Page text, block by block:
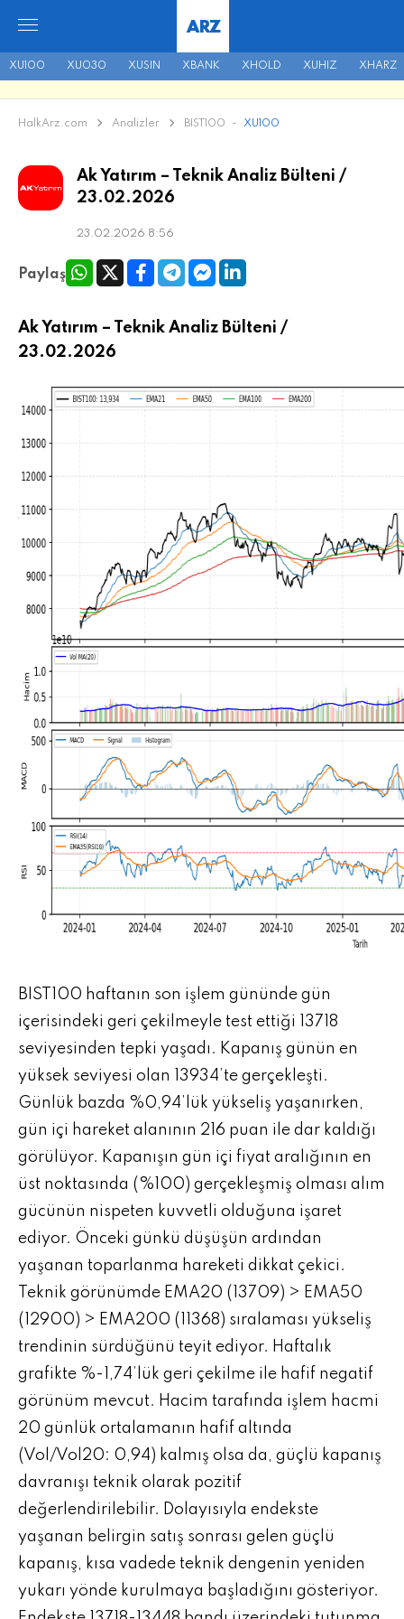
XU100 XU030 XUSIN XBANK XHOLD XUHIZ XHARZ
ARZ
HalkArz.com Analizler BIST100 - XU100
Ak Yatırım – Teknik Analiz Bülteni /
23.02.2026
23.02.2026 8:56
Paylaş
Ak Yatırım – Teknik Analiz Bülteni /
23.02.2026
BIST100 haftanın son işlem gününde gün
içerisindeki geri çekilmeyle test ettiği 13718
seviyesinden tepki yaşadı. Kapanış günün en
yüksek seviyesi olan 13934’te gerçekleşti.
Günlük bazda %0,94’lük yükseliş yaşanırken,
gün içi hareket alanının 216 puan ile dar kaldığı
görülüyor. Kapanışın gün içi fiyat aralığının en
üst noktasında (%100) gerçekleşmiş olması alım
gücünün nispeten kuvvetli olduğuna işaret
ediyor. Önceki günkü düşüşün ardından
yaşanan toparlanma hareketi dikkat çekici.
Teknik görünümde EMA20 (13709) > EMA50
(12900) > EMA200 (11368) sıralaması yükseliş
trendinin sürdüğünü teyit ediyor. Haftalık
grafikte %-1,74’lük geri çekilme ile hafif negatif
görünüm mevcut. Hacim tarafında işlem hacmi
20 günlük ortalamanın hafif altında
(Vol/Vol20: 0,94) kalmış olsa da, güçlü kapanış
davranışı teknik olarak pozitif
değerlendirilebilir. Dolayısıyla endekste
yaşanan belirgin satış sonrası gelen güçlü
kapanış, kısa vadede teknik dengenin yeniden
yukarı yönde kurulmaya başladığını gösteriyor.